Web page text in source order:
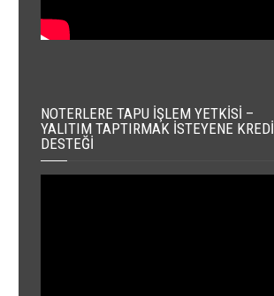
NOTERLERE TAPU İŞLEM YETKISI –
YALITIM TAPTIRMAK İSTEYENE KREDI
DESTEĞI